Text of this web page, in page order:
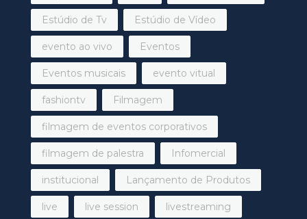
Estúdio de Tv Estúdio de Vídeo
evento ao vivo Eventos
Eventos musicais evento vitual
fashiontv Filmagem
filmagem de eventos corporativos
filmagem de palestra Infomercial
institucional Lançamento de Produtos
live live session livestreaming